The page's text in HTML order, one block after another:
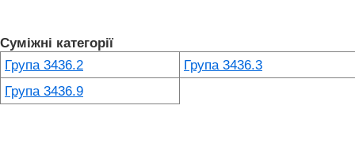
Суміжні категорії
Група 3436.2
Група 3436.3
Група 3436.9